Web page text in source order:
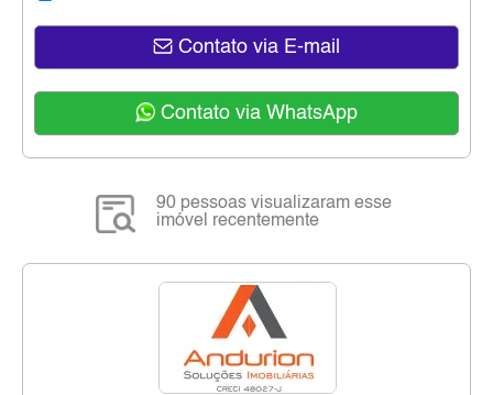
Contato via E-mail
Contato via WhatsApp
90 pessoas visualizaram esse
imóvel recentemente